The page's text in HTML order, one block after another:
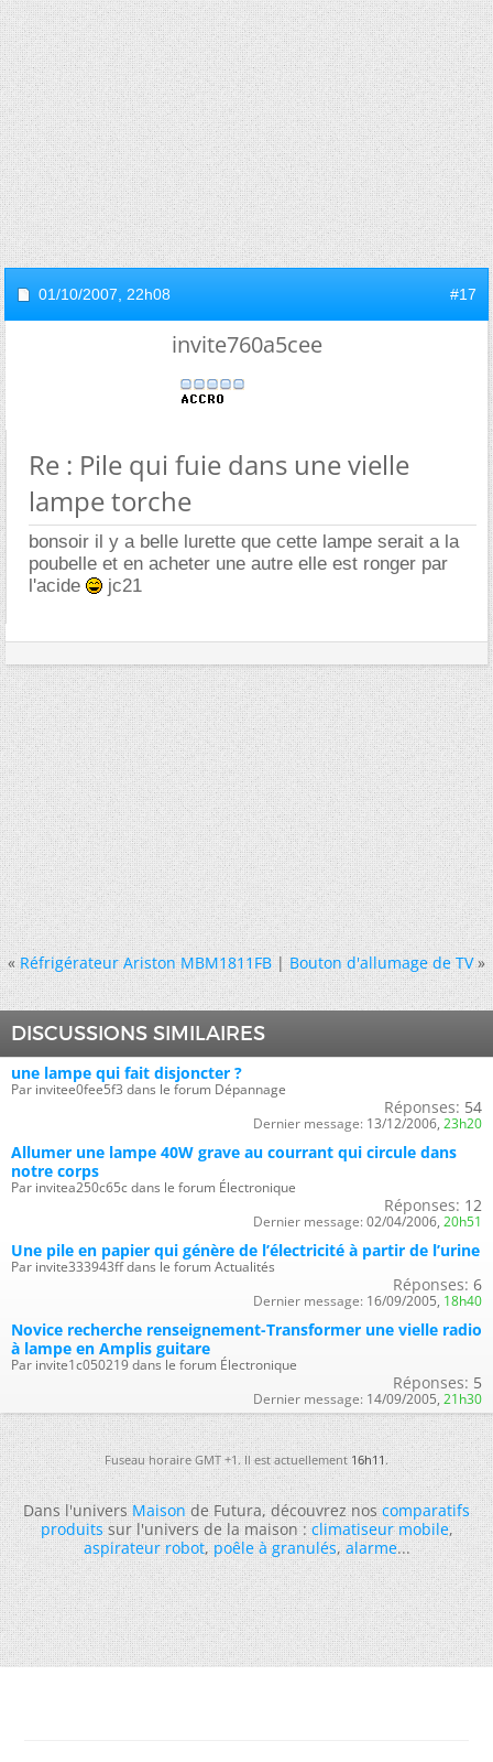
01/10/2007, 22h08 #17
invite760a5cee
Re : Pile qui fuie dans une vielle
lampe torche
bonsoir il y a belle lurette que cette lampe serait a la
poubelle et en acheter une autre elle est ronger par
l'acide
jc21
« Réfrigérateur Ariston MBM1811FB|Bouton d'allumage de TV »
DISCUSSIONS SIMILAIRES
une lampe qui fait disjoncter ?
Par invitee0fee5f3 dans le forum Dépannage
Réponses: 54
Dernier message: 13/12/2006, 23h20
Allumer une lampe 40W grave au courrant qui circule dans
notre corps
Par invitea250c65c dans le forum Électronique
Réponses: 12
Dernier message: 02/04/2006, 20h51
Une pile en papier qui génère de l’électricité à partir de l’urine
Par invite333943ff dans le forum Actualités
Réponses: 6
Dernier message: 16/09/2005, 18h40
Novice recherche renseignement-Transformer une vielle radio
à lampe en Amplis guitare
Par invite1c050219 dans le forum Électronique
Réponses: 5
Dernier message: 14/09/2005, 21h30
Fuseau horaire GMT +1. Il est actuellement16h11.
Dans l'universMaisonde Futura, découvrez noscomparatifs
produitssur l'univers de la maison :climatiseur mobile,
aspirateur robot,poêle à granulés,alarme...